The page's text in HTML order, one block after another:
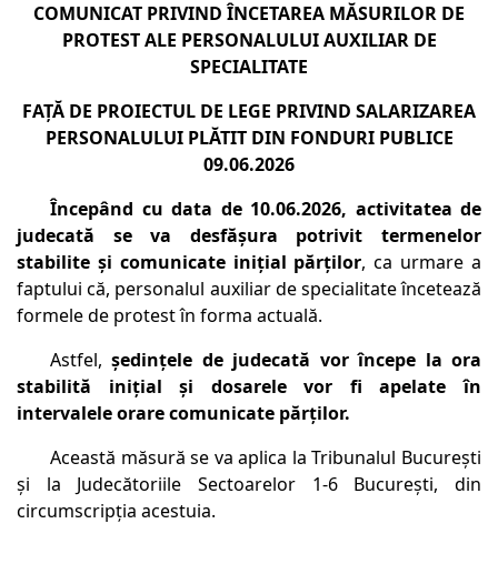
COMUNICAT PRIVIND ÎNCETAREA MĂSURILOR DE
PROTEST ALE PERSONALULUI AUXILIAR DE
SPECIALITATE
FAŢĂ DE PROIECTUL DE LEGE PRIVIND SALARIZAREA
PERSONALULUI PLĂTIT DIN FONDURI PUBLICE
09.06.2026
Începând cu data de 10.06.2026, activitatea de
judecată se va desfăşura potrivit termenelor
stabilite şi comunicate iniţial părţilor, ca urmare a
faptului că, personalul auxiliar de specialitate încetează
formele de protest în forma actuală.
Astfel,şedinţele de judecată vor începe la ora
stabilită iniţial şi dosarele vor fi apelate în
intervalele orare comunicate părţilor.
Această măsură se va aplica la Tribunalul Bucureşti
şi la Judecătoriile Sectoarelor 1-6 Bucureşti, din
circumscripţia acestuia.